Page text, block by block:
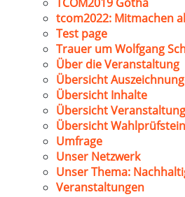
tcom2022: Mitmachen
Test page
Trauer um Wolfgang
Über die Veranstaltung
Übersicht
Übersicht Inhalte
Übersicht
Übersicht
Umfrage
Unser Netzwerk
Unser Thema:
Veranstaltungen